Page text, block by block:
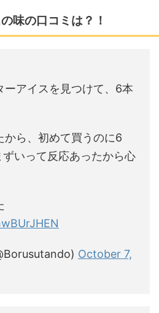
味の口コミは？！
ーアイスを見つけて、6本
から、初めて買うのに6
いって反応あったから心
October 7,